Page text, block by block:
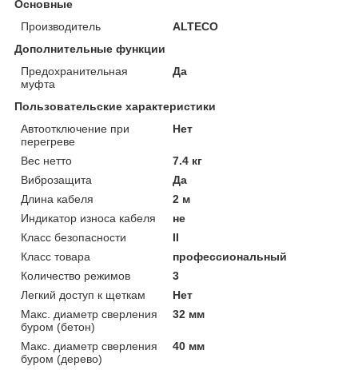
Основные
Производитель
ALTECO
Дополнительные функции
Предохранительная
муфта
Да
Пользовательские характеристики
Автоотключение при
перегреве
Нет
Вес нетто
7.4 кг
Виброзащита
Да
Длина кабеля
2 м
Индикатор износа кабеля
не
Класс безопасности
II
Класс товара
профессиональный
Количество режимов
3
Легкий доступ к щеткам
Нет
Макс. диаметр сверления
буром (бетон)
32 мм
Макс. диаметр сверления
буром (дерево)
40 мм